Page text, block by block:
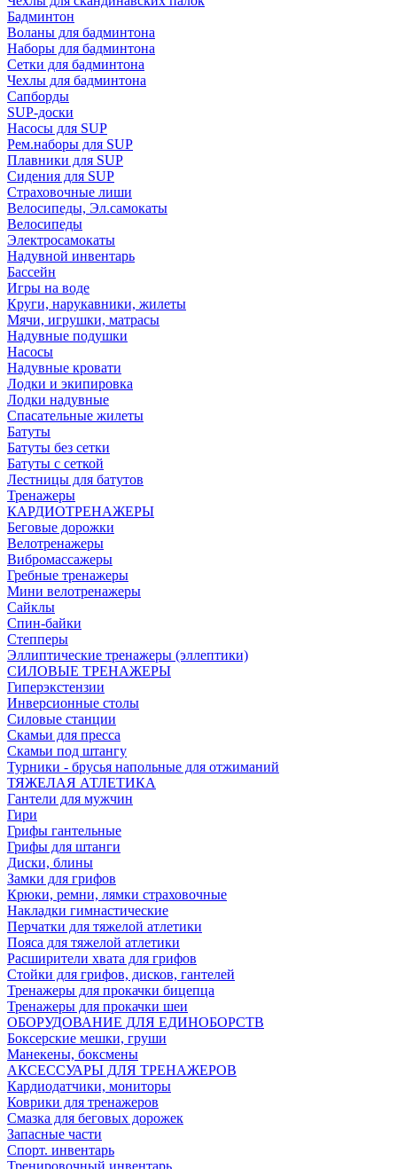
Бадминтон
Воланы для бадминтона
Наборы для бадминтона
Сетки для бадминтона
Чехлы для бадминтона
Сапборды
SUP-доски
Насосы для SUP
Рем.наборы для SUP
Плавники для SUP
Сидения для SUP
Страховочные лиши
Велосипеды, Эл.самокаты
Велосипеды
Электросамокаты
Надувной инвентарь
Бассейн
Игры на воде
Круги, нарукавники, жилеты
Мячи, игрушки, матрасы
Надувные подушки
Насосы
Надувные кровати
Лодки и экипировка
Лодки надувные
Спасательные жилеты
Батуты
Батуты без сетки
Батуты с сеткой
Лестницы для батутов
Тренажеры
КАРДИОТРЕНАЖЕРЫ
Беговые дорожки
Велотренажеры
Вибромассажеры
Гребные тренажеры
Мини велотренажеры
Сайклы
Спин-байки
Степперы
Эллиптические тренажеры (эллептики)
СИЛОВЫЕ ТРЕНАЖЕРЫ
Гиперэкстензии
Инверсионные столы
Силовые станции
Скамьи для пресса
Скамьи под штангу
Турники - брусья напольные для отжиманий
ТЯЖЕЛАЯ АТЛЕТИКА
Гантели для мужчин
Гири
Грифы гантельные
Грифы для штанги
Диски, блины
Замки для грифов
Крюки, ремни, лямки страховочные
Накладки гимнастические
Перчатки для тяжелой атлетики
Пояса для тяжелой атлетики
Расширители хвата для грифов
Стойки для грифов, дисков, гантелей
Тренажеры для прокачки бицепца
Тренажеры для прокачки шеи
ОБОРУДОВАНИЕ ДЛЯ ЕДИНОБОРСТВ
Боксерские мешки, груши
Манекены, боксмены
АКСЕССУАРЫ ДЛЯ ТРЕНАЖЕРОВ
Кардиодатчики, мониторы
Коврики для тренажеров
Смазка для беговых дорожек
Запасные части
Спорт. инвентарь
Тренировочный инвентарь